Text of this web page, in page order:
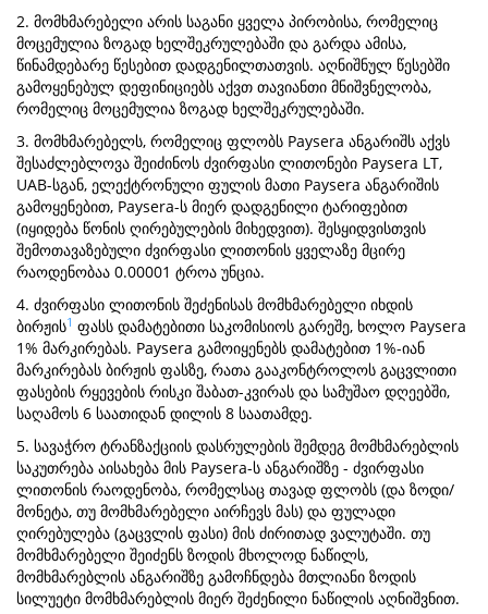
2. მომხმარებელი არის საგანი ყველა პირობისა, რომელიც
მოცემულია ზოგად ხელშეკრულებაში და გარდა ამისა,
წინამდებარე წესებით დადგენილთათვის. აღნიშნულ წესებში
გამოყენებულ დეფინიციებს აქვთ თავიანთი მნიშვნელობა,
რომელიც მოცემულია ზოგად ხელშეკრულებაში.
3. მომხმარებელს, რომელიც ფლობს Paysera ანგარიშს აქვს
შესაძლებლოვა შეიძინოს ძვირფასი ლითონები Paysera LT,
UAB-სგან, ელექტრონული ფულის მათი Paysera ანგარიშის
გამოყენებით, Paysera-ს მიერ დადგენილი ტარიფებით
(იყიდება წონის ღირებულების მიხედვით). შესყიდვისთვის
შემოთავაზებული ძვირფასი ლითონის ყველაზე მცირე
რაოდენობაა 0.00001 ტროა უნცია.
4. ძვირფასი ლითონის შეძენისას მომხმარებელი იხდის
ბირჟის1 ფასს დამატებითი საკომისიოს გარეშე, ხოლო Paysera
1% მარკირებას. Paysera გამოიყენებს დამატებით 1%-იან
მარკირებას ბირჟის ფასზე, რათა გააკონტროლოს გაცვლითი
ფასების რყევების რისკი შაბათ-კვირას და სამუშაო დღეებში,
საღამოს 6 საათიდან დილის 8 საათამდე.
5. სავაჭრო ტრანზაქციის დასრულების შემდეგ მომხმარებლის
საკუთრება აისახება მის Paysera-ს ანგარიშზე - ძვირფასი
ლითონის რაოდენობა, რომელსაც თავად ფლობს (და ზოდი/
მონეტა, თუ მომხმარებელი აირჩევს მას) და ფულადი
ღირებულება (გაცვლის ფასი) მის ძირითად ვალუტაში. თუ
მომხმარებელი შეიძენს ზოდის მხოლოდ ნაწილს,
მომხმარებლის ანგარიშზე გამოჩნდება მთლიანი ზოდის
სილუეტი მომხმარებლის მიერ შეძენილი ნაწილის აღნიშვნით.